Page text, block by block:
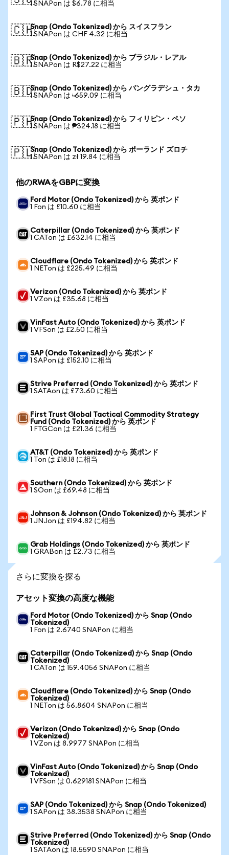
1 SNAPon は $6.78 に相当
🇨🇭Snap (Ondo Tokenized) から スイスフラン
1 SNAPon は CHF 4.32 に相当
🇧🇷Snap (Ondo Tokenized) から ブラジル・レアル
1 SNAPon は R$27.22 に相当
🇧🇩Snap (Ondo Tokenized) から バングラデシュ・タカ
1 SNAPon は ৳659.09 に相当
🇵🇭Snap (Ondo Tokenized) から フィリピン・ペソ
1 SNAPon は ₱324.18 に相当
🇵🇱Snap (Ondo Tokenized) から ポーランド ズロチ
1 SNAPon は zł 19.84 に相当
他のRWAをGBPに変換
Ford Motor (Ondo Tokenized) から 英ポンド
1 Fon は £10.60 に相当
Caterpillar (Ondo Tokenized) から 英ポンド
1 CATon は £632.14 に相当
Cloudflare (Ondo Tokenized) から 英ポンド
1 NETon は £225.49 に相当
Verizon (Ondo Tokenized) から 英ポンド
1 VZon は £35.68 に相当
VinFast Auto (Ondo Tokenized) から 英ポンド
1 VFSon は £2.50 に相当
SAP (Ondo Tokenized) から 英ポンド
1 SAPon は £152.10 に相当
Strive Preferred (Ondo Tokenized) から 英ポンド
1 SATAon は £73.60 に相当
First Trust Global Tactical Commodity Strategy
Fund (Ondo Tokenized) から 英ポンド
1 FTGCon は £21.36 に相当
AT&T (Ondo Tokenized) から 英ポンド
1 Ton は £18.18 に相当
Southern (Ondo Tokenized) から 英ポンド
1 SOon は £69.48 に相当
Johnson & Johnson (Ondo Tokenized) から 英ポンド
1 JNJon は £194.82 に相当
Grab Holdings (Ondo Tokenized) から 英ポンド
1 GRABon は £2.73 に相当
さらに変換を探る
アセット変換の高度な機能
Ford Motor (Ondo Tokenized) から Snap (Ondo
Tokenized)
1 Fon は 2.6740 SNAPon に相当
Caterpillar (Ondo Tokenized) から Snap (Ondo
Tokenized)
1 CATon は 159.4056 SNAPon に相当
Cloudflare (Ondo Tokenized) から Snap (Ondo
Tokenized)
1 NETon は 56.8604 SNAPon に相当
Verizon (Ondo Tokenized) から Snap (Ondo
Tokenized)
1 VZon は 8.9977 SNAPon に相当
VinFast Auto (Ondo Tokenized) から Snap (Ondo
Tokenized)
1 VFSon は 0.629181 SNAPon に相当
SAP (Ondo Tokenized) から Snap (Ondo Tokenized)
1 SAPon は 38.3538 SNAPon に相当
Strive Preferred (Ondo Tokenized) から Snap (Ondo
Tokenized)
1 SATAon は 18.5590 SNAPon に相当